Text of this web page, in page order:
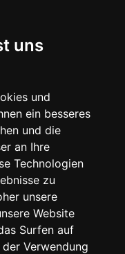
uns
und
ein besseres
und die
an Ihre
Technologien
zu
unsere
Website
Surfen auf
Verwendung